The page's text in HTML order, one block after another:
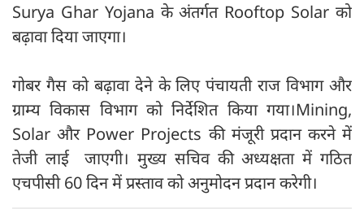
Surya Ghar Yojana के अंतर्गत Rooftop Solar को
बढ़ावा दिया जाएगा।
गोबर गैस को बढ़ावा देने के लिए पंचायती राज विभाग और
ग्राम्य विकास विभाग को निर्देशित किया गया।Mining,
Solar और Power Projects की मंजूरी प्रदान करने में
तेजी लाई जाएगी। मुख्य सचिव की अध्यक्षता में गठित
एचपीसी 60 दिन में प्रस्ताव को अनुमोदन प्रदान करेगी।